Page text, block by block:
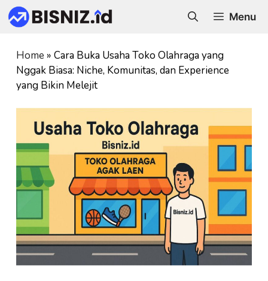
Skip
to
Menu
Home » Cara Buka Usaha Toko Olahraga yang
Nggak Biasa: Niche, Komunitas, dan Experience
yang Bikin Melejit